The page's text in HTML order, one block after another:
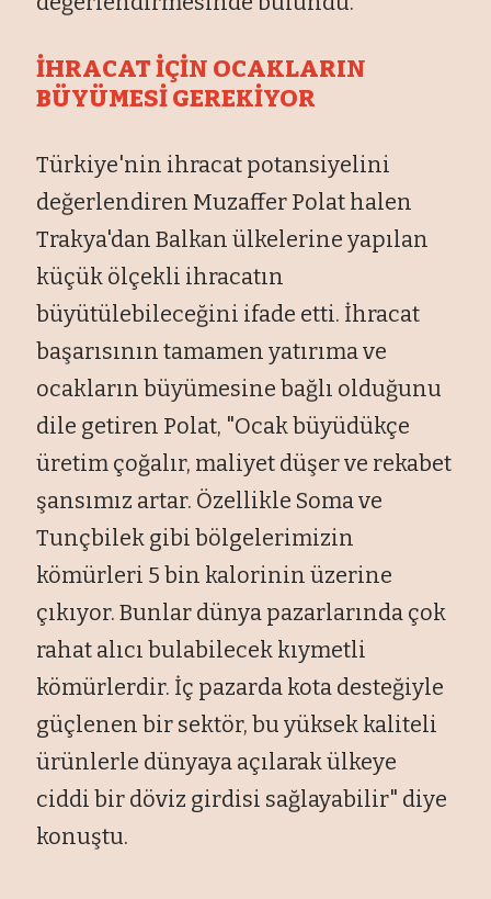
İHRACAT İÇİN OCAKLARIN
BÜYÜMESİ GEREKİYOR
Türkiye'nin ihracat potansiyelini
değerlendiren Muzaffer Polat halen
Trakya'dan Balkan ülkelerine yapılan
küçük ölçekli ihracatın
büyütülebileceğini ifade etti. İhracat
başarısının tamamen yatırıma ve
ocakların büyümesine bağlı olduğunu
dile getiren Polat, "Ocak büyüdükçe
üretim çoğalır, maliyet düşer ve rekabet
şansımız artar. Özellikle Soma ve
Tunçbilek gibi bölgelerimizin
kömürleri 5 bin kalorinin üzerine
çıkıyor. Bunlar dünya pazarlarında çok
rahat alıcı bulabilecek kıymetli
kömürlerdir. İç pazarda kota desteğiyle
güçlenen bir sektör, bu yüksek kaliteli
ürünlerle dünyaya açılarak ülkeye
ciddi bir döviz girdisi sağlayabilir" diye
konuştu.